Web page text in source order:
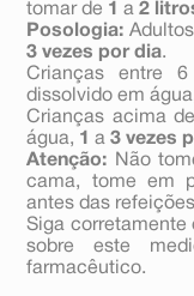
tomar de 1 a2
Posologia: Adultos
3 vezes por dia.
Crianças entre
dissolvido em
Crianças acima
água, 1 a3 vezes
Atenção: Não
cama, tome em
antes das
Siga corretamente
sobre este
farmacêutico.